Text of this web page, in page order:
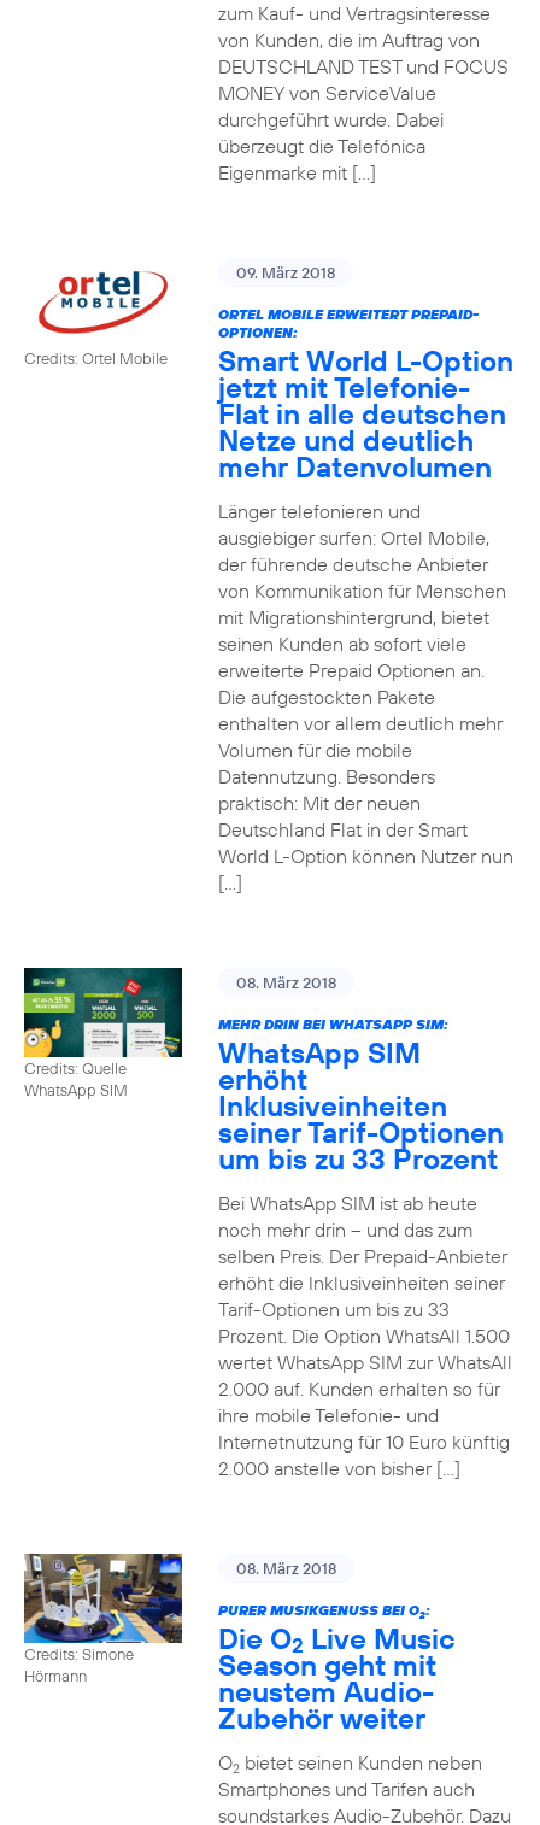
zum Kauf- und Vertragsinteresse
von Kunden, die im Auftrag von
DEUTSCHLAND TEST und FOCUS
MONEY von ServiceValue
durchgeführt wurde. Dabei
überzeugt die Telefónica
Eigenmarke mit […]
Credits: Ortel Mobile
09. März 2018
ORTEL MOBILE ERWEITERT PREPAID-
OPTIONEN:
Smart World L-Option
jetzt mit Telefonie-
Flat in alle deutschen
Netze und deutlich
mehr Datenvolumen
Länger telefonieren und
ausgiebiger surfen: Ortel Mobile,
der führende deutsche Anbieter
von Kommunikation für Menschen
mit Migrationshintergrund, bietet
seinen Kunden ab sofort viele
erweiterte Prepaid Optionen an.
Die aufgestockten Pakete
enthalten vor allem deutlich mehr
Volumen für die mobile
Datennutzung. Besonders
praktisch: Mit der neuen
Deutschland Flat in der Smart
World L-Option können Nutzer nun
[…]
Credits: Quelle
WhatsApp SIM
08. März 2018
MEHR DRIN BEI WHATSAPP SIM:
WhatsApp SIM
erhöht
Inklusiveinheiten
seiner Tarif-Optionen
um bis zu 33 Prozent
Bei WhatsApp SIM ist ab heute
noch mehr drin – und das zum
selben Preis. Der Prepaid-Anbieter
erhöht die Inklusiveinheiten seiner
Tarif-Optionen um bis zu 33
Prozent. Die Option WhatsAll 1.500
wertet WhatsApp SIM zur WhatsAll
2.000 auf. Kunden erhalten so für
ihre mobile Telefonie- und
Internetnutzung für 10 Euro künftig
2.000 anstelle von bisher […]
Credits: Simone
Hörmann
08. März 2018
PURER MUSIKGENUSS BEI O2:
Die O2 Live Music
Season geht mit
neustem Audio-
Zubehör weiter
O2bietet seinen Kunden neben
Smartphones und Tarifen auch
soundstarkes Audio-Zubehör. Dazu